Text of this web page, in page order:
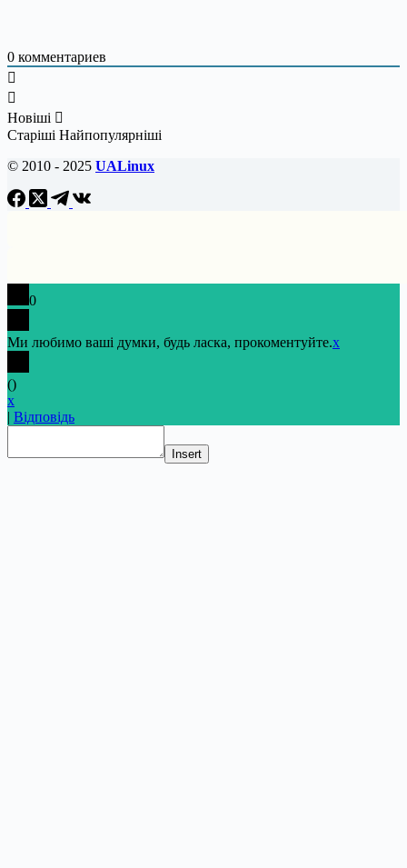
0 комментариев
Новіші
Старіші Найпопулярніші
© 2010 - 2025 UALinux
0
Ми любимо ваші думки, будь ласка, прокоментуйте.x
()
x
| Відповідь
Insert